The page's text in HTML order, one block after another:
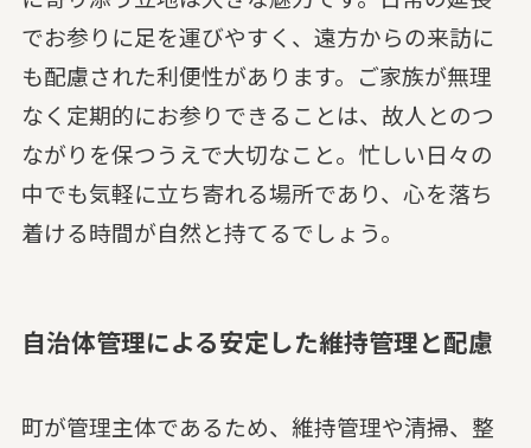
でお参りに足を運びやすく、遠方からの来訪に
も配慮された利便性があります。ご家族が無理
なく定期的にお参りできることは、故人とのつ
ながりを保つうえで大切なこと。忙しい日々の
中でも気軽に立ち寄れる場所であり、心を落ち
着ける時間が自然と持てるでしょう。
自治体管理による安定した維持管理と配慮
町が管理主体であるため、維持管理や清掃、整